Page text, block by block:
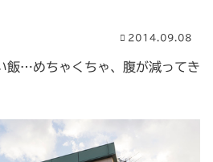
2014.09.08
飯…めちゃくちゃ、腹が減ってき